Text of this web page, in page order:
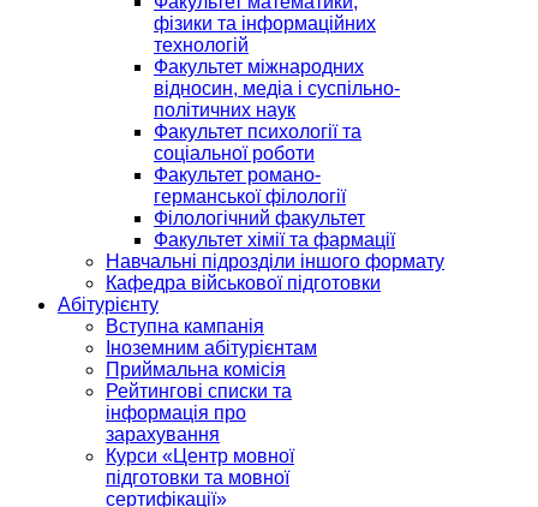
фізики та інформаційних
технологій
Факультет міжнародних
відносин, медіа і суспільно-
політичних наук
Факультет психології та
соціальної роботи
Факультет романо-
германської філології
Філологічний факультет
Факультет хімії та фармації
Навчальні підрозділи іншого формату
Кафедра військової підготовки
Абітурієнту
Вступна кампанія
Іноземним абітурієнтам
Приймальна комісія
Рейтингові списки та
інформація про
зарахування
Курси «Центр мовної
підготовки та мовної
сертифікації»